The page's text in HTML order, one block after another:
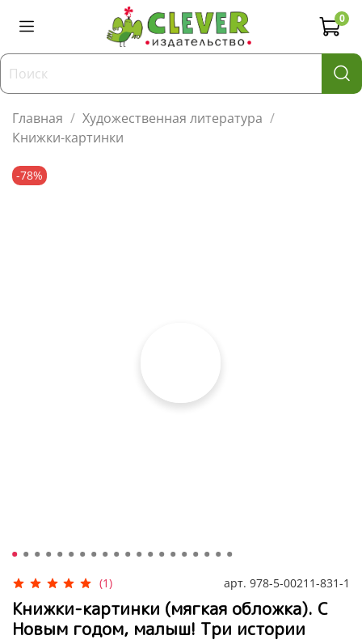
0
Главная
Художественная литература
Книжки-картинки
-78%
(1) арт. 978-5-00211-831-1
Книжки-картинки (мягкая обложка). С
Новым годом, малыш! Три истории